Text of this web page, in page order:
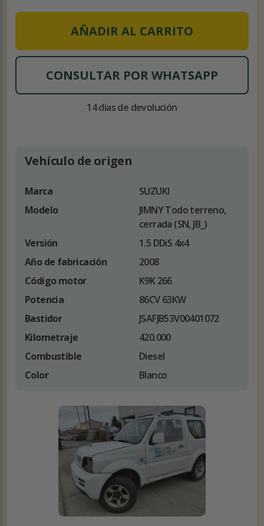
AÑADIR AL CARRITO
CONSULTAR POR WHATSAPP
14 días de devolución
Vehículo de origen
Marca
SUZUKI
Modelo
JIMNY Todo terreno,
cerrada (SN, JB_)
Versión
1.5 DDiS 4x4
Año de fabricación
2008
Código motor
K9K 266
Potencia
86CV 63KW
Bastidor
JSAFJB53V00401072
Kilometraje
420.000
Combustible
Diesel
Color
Blanco